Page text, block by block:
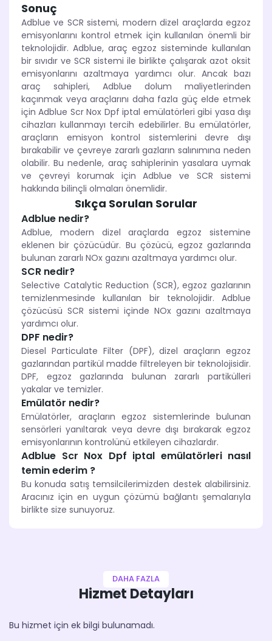
Sonuç
Adblue ve SCR sistemi, modern dizel araçlarda egzoz
emisyonlarını kontrol etmek için kullanılan önemli bir
teknolojidir. Adblue, araç egzoz sisteminde kullanılan
bir sıvıdır ve SCR sistemi ile birlikte çalışarak azot oksit
emisyonlarını azaltmaya yardımcı olur. Ancak bazı
araç sahipleri, Adblue dolum maliyetlerinden
kaçınmak veya araçlarını daha fazla güç elde etmek
için Adblue Scr Nox Dpf iptal emülatörleri gibi yasa dışı
cihazları kullanmayı tercih edebilirler. Bu emülatörler,
araçların emisyon kontrol sistemlerini devre dışı
bırakabilir ve çevreye zararlı gazların salınımına neden
olabilir. Bu nedenle, araç sahiplerinin yasalara uymak
ve çevreyi korumak için Adblue ve SCR sistemi
hakkında bilinçli olmaları önemlidir.
Sıkça Sorulan Sorular
Adblue nedir?
Adblue, modern dizel araçlarda egzoz sistemine
eklenen bir çözücüdür. Bu çözücü, egzoz gazlarında
bulunan zararlı NOx gazını azaltmaya yardımcı olur.
SCR nedir?
Selective Catalytic Reduction (SCR), egzoz gazlarının
temizlenmesinde kullanılan bir teknolojidir. Adblue
çözücüsü SCR sistemi içinde NOx gazını azaltmaya
yardımcı olur.
DPF nedir?
Diesel Particulate Filter (DPF), dizel araçların egzoz
gazlarından partikül madde filtreleyen bir teknolojisidir.
DPF, egzoz gazlarında bulunan zararlı partikülleri
yakalar ve temizler.
Emülatör nedir?
Emülatörler, araçların egzoz sistemlerinde bulunan
sensörleri yanıltarak veya devre dışı bırakarak egzoz
emisyonlarının kontrolünü etkileyen cihazlardır.
Adblue Scr Nox Dpf iptal emülatörleri nasıl
temin ederim ?
Bu konuda satış temsilcilerimizden destek alabilirsiniz.
Aracınız için en uygun çözümü bağlantı şemalarıyla
birlikte size sunuyoruz.
DAHA FAZLA
Hizmet Detayları
Bu hizmet için ek bilgi bulunamadı.